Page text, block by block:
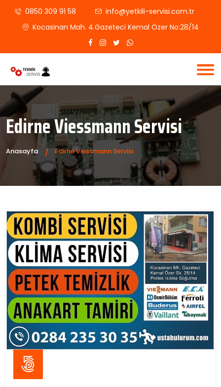
0850 309 91 58
info@yetkili-servisi.com.tr
Kocasinan Mah. 4.Gazeteci Kemal Özer No:28/14
Edirne Viessmann Servisi
Anasayfa Edirne Viessmann Servisi